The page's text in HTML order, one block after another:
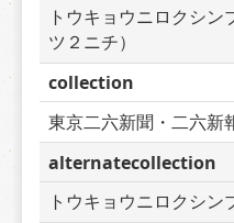
トウキョウニロクシ
ツ２ニチ）
collection
東京二六新聞・二六新
alternatecollection
トウキョウニロクシ